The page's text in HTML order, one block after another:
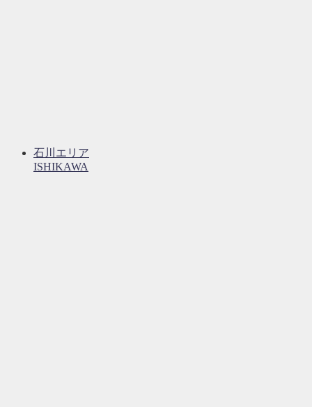
石川エリア
ISHIKAWA